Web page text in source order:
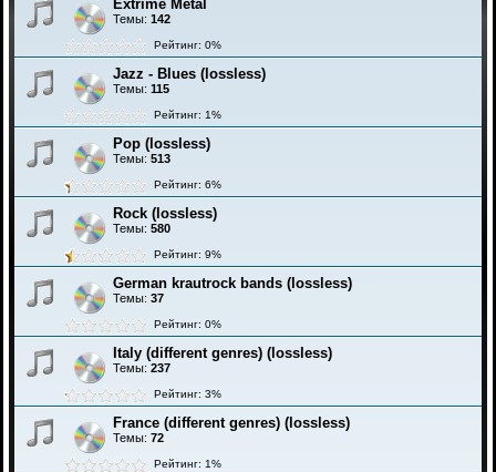
Extrime Metal
Темы: 142
Рейтинг: 0%
Jazz - Blues (lossless)
Темы: 115
Рейтинг: 1%
Pop (lossless)
Темы: 513
Рейтинг: 6%
Rock (lossless)
Темы: 580
Рейтинг: 9%
German krautrock bands (lossless)
Темы: 37
Рейтинг: 0%
Italy (different genres) (lossless)
Темы: 237
Рейтинг: 3%
France (different genres) (lossless)
Темы: 72
Рейтинг: 1%